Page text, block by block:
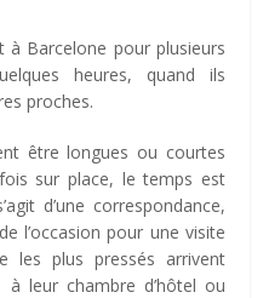
à Barcelone pour plusieurs
heures, quand ils
proches.
être longues ou courtes
sur place, le temps est
d’une correspondance,
l’occasion pour une visite
les plus pressés arrivent
à leur chambre d’hôtel ou